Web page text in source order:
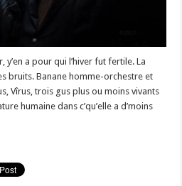
y’en a pour qui l’hiver fut fertile. La
bruits. Banane homme-orchestre et
Vîrus, trois gus plus ou moins vivants
humaine dans c’qu’elle a d’moins